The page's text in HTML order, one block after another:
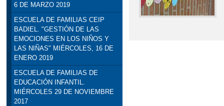
6 DE MARZO 2019
ESCUELA DE FAMILIAS CEIP
BADIEL. "GESTIÓN DE LAS
EMOCIONES EN LOS NIÑOS Y
LAS NIÑAS" MIÉRCOLES, 16 DE
ENERO 2019
ESCUELA DE FAMILIAS DE
EDUCACIÓN INFANTIL.
MIÉRCOLES 29 DE NOVIEMBRE
2017